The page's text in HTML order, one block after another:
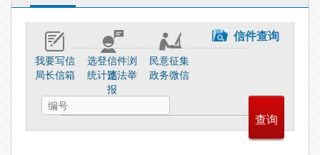
我要写信
局长信箱
选登信件浏
览
统计违法举
报
民意征集
政务微信
信件查询